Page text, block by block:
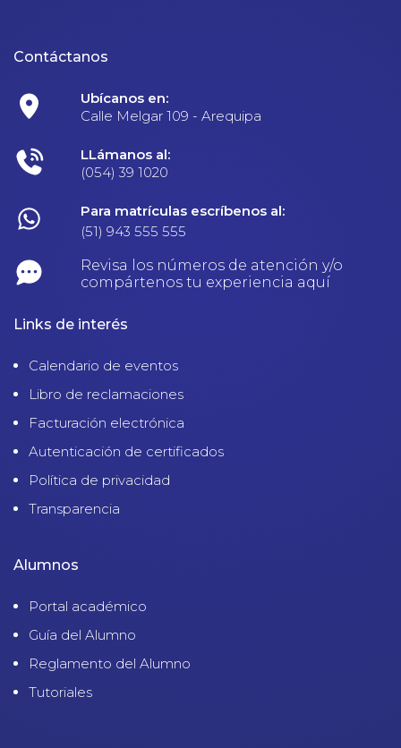
Contáctanos
Ubícanos en:
Calle Melgar 109 - Arequipa
LLámanos al:
(054) 39 1020
Para matrículas escríbenos al:
(51) 943 555 555
Revisa los números de atención y/o
compártenos tu experiencia aquí
Links de interés
Calendario de eventos
Libro de reclamaciones
Facturación electrónica
Autenticación de certificados
Política de privacidad
Transparencia
Alumnos
Portal académico
Guía del Alumno
Reglamento del Alumno
Tutoriales